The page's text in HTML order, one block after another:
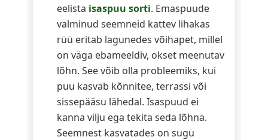
eelista isaspuu sorti. Emaspuude
valminud seemneid kattev lihakas
rüü eritab lagunedes võihapet, millel
on väga ebameeldiv, okset meenutav
lõhn. See võib olla probleemiks, kui
puu kasvab kõnnitee, terrassi või
sissepääsu lähedal. Isaspuud ei
kanna vilju ega tekita seda lõhna.
Seemnest kasvatades on sugu